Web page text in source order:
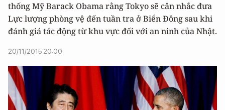
thống Mỹ Barack Obama rằng Tokyo sẽ cân nhắc đưa
Lực lượng phòng vệ đến tuần tra ở Biển Đông sau khi
đánh giá tác động từ khu vực đối với an ninh của Nhật.
20/11/2015 20:00